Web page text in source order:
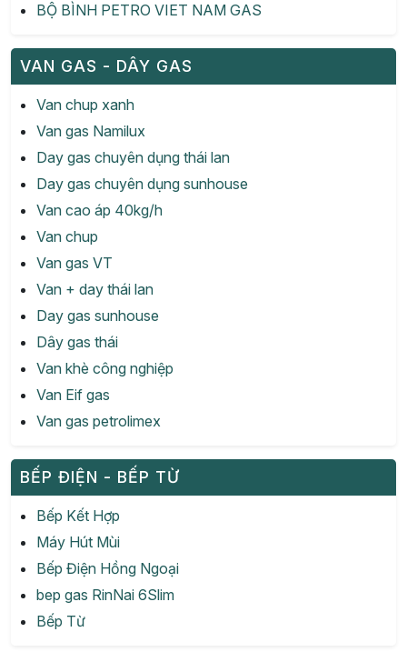
BỘ BÌNH PETRO VIET NAM GAS
VAN GAS - DÂY GAS
Van chup xanh
Van gas Namilux
Day gas chuyên dụng thái lan
Day gas chuyên dụng sunhouse
Van cao áp 40kg/h
Van chup
Van gas VT
Van + day thái lan
Day gas sunhouse
Dây gas thái
Van khè công nghiệp
Van Eif gas
Van gas petrolimex
BẾP ĐIỆN - BẾP TỪ
Bếp Kết Hợp
Máy Hút Mùi
Bếp Điện Hồng Ngoại
bep gas RinNai 6Slim
Bếp Từ